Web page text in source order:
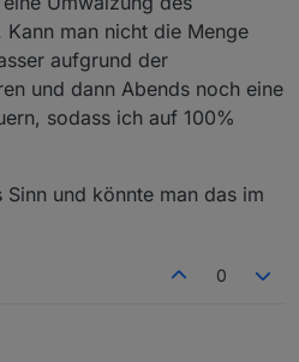
has to be
type "string"
man nicht die Menge
aufgrund der
und dann Abends noch eine
sodass ich auf 100%
und könnte man das im
0